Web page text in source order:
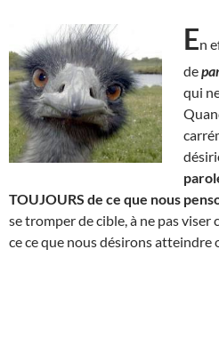
En
de
qui
TOUJOURS de ce que nous
se tromper de cible, à ne pas
ce ce que nous désirons atteindre